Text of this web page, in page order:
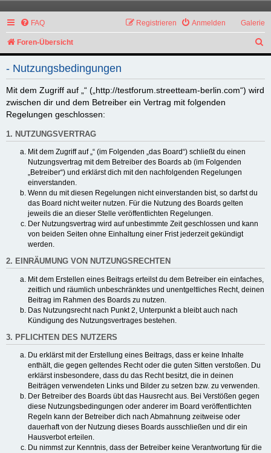
Galerie
FAQ Anmelden
Registrieren
Foren-Übersicht
u
- Nutzungsbedingungen
Mit dem Zugriff auf „“ („http://testforum.streetteam-berlin.com“) wird
zwischen dir und dem Betreiber ein Vertrag mit folgenden
Regelungen geschlossen:
1. NUTZUNGSVERTRAG
Mit dem Zugriff auf „“ (im Folgenden „das Board“) schließt du einen
Nutzungsvertrag mit dem Betreiber des Boards ab (im Folgenden
„Betreiber“) und erklärst dich mit den nachfolgenden Regelungen
einverstanden.
Wenn du mit diesen Regelungen nicht einverstanden bist, so darfst du
das Board nicht weiter nutzen. Für die Nutzung des Boards gelten
jeweils die an dieser Stelle veröffentlichten Regelungen.
Der Nutzungsvertrag wird auf unbestimmte Zeit geschlossen und kann
von beiden Seiten ohne Einhaltung einer Frist jederzeit gekündigt
werden.
2. EINRÄUMUNG VON NUTZUNGSRECHTEN
Mit dem Erstellen eines Beitrags erteilst du dem Betreiber ein einfaches,
zeitlich und räumlich unbeschränktes und unentgeltliches Recht, deinen
Beitrag im Rahmen des Boards zu nutzen.
Das Nutzungsrecht nach Punkt 2, Unterpunkt a bleibt auch nach
Kündigung des Nutzungsvertrages bestehen.
3. PFLICHTEN DES NUTZERS
Du erklärst mit der Erstellung eines Beitrags, dass er keine Inhalte
enthält, die gegen geltendes Recht oder die guten Sitten verstoßen. Du
erklärst insbesondere, dass du das Recht besitzt, die in deinen
Beiträgen verwendeten Links und Bilder zu setzen bzw. zu verwenden.
Der Betreiber des Boards übt das Hausrecht aus. Bei Verstößen gegen
diese Nutzungsbedingungen oder anderer im Board veröffentlichten
Regeln kann der Betreiber dich nach Abmahnung zeitweise oder
dauerhaft von der Nutzung dieses Boards ausschließen und dir ein
Hausverbot erteilen.
Du nimmst zur Kenntnis, dass der Betreiber keine Verantwortung für die